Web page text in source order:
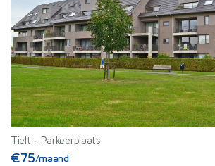
Tielt - Parkeerplaats
€75/maand